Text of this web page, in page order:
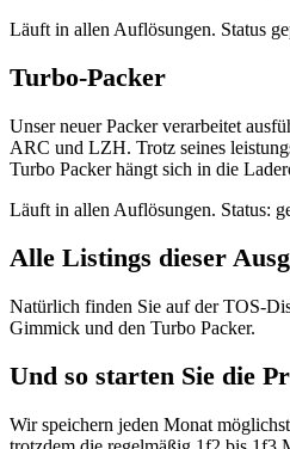
Läuft in allen Auflösungen. Status
Turbo-Packer
Unser neuer Packer verarbeitet
ARC und LZH. Trotz seines
Turbo Packer hängt sich in die
Läuft in allen Auflösungen. Status:
Alle Listings dieser
Natürlich finden Sie auf der TOS-
Gimmick und den Turbo Packer.
Und so starten Sie die
Wir speichern jeden Monat